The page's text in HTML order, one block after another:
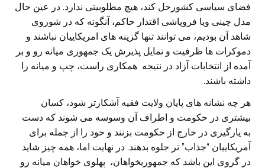
فضای سیاسی کشورحل کند، هیچ مطلوبیتی ندارد. در عین حال
مدل چینی ویا فروپاشی اقتدار حاکم، آنگونه که در شوروی
شاهد آن بودیم، می توانند تنها گزینه های امریکاییان نباشند و
دموکرات ها ظرفیت و تمایل پذیرش یک جمهوری میانه رو و بر
آمده از انتخابات آزاد در نتیجه همکاری راست، چپ و میانه را
داشته باشند.
هر چه نشانه های پایان ولایت فقیه آشکارتر شود، کسان
بیشتری در حکومت و اطراف آن وسوسه می شوند که دست
به یارگیری در خارج از حکومت بزنند و حود را از جمله برای
آمریکاییان “جذاب” تر جلوه بدهند. در نهایت اما، همه چیز شاید
در گروی این باشد که جمهوریخواهان، پهلوی خواهان میانه رو